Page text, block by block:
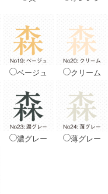
ベージュ クリーム
濃グレー 薄グレー